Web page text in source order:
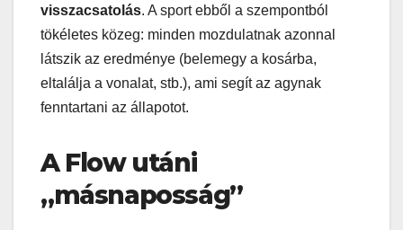
visszacsatolás. A sport ebből a szempontból
tökéletes közeg: minden mozdulatnak azonnal
látszik az eredménye (belemegy a kosárba,
eltalálja a vonalat, stb.), ami segít az agynak
fenntartani az állapotot.
A Flow utáni
„másnaposság”